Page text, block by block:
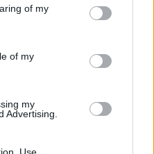
of my
of my
my
Advertising.
Ταϊλάνδης: Μαθητής
15 τραυματίες
στα ελληνικά νησιά;»:
πριν μερικά χρόνια το
ενημέρωση και την ανάλυση πίσω από
μαχητική δημοσιογραφική ομάδα,